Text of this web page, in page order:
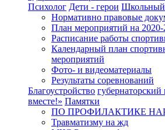
Психолог Дети - герои Школьный
Нормативно правовые
План мероприятий на 2020-
Расписание работы
Календарный план
мероприятий
Фото- и видеоматериалы
Результаты соревнований
Благоустройство
вместе!» Памятки
ПО ПРОФИЛАКТИКЕ
Травматизму на жд